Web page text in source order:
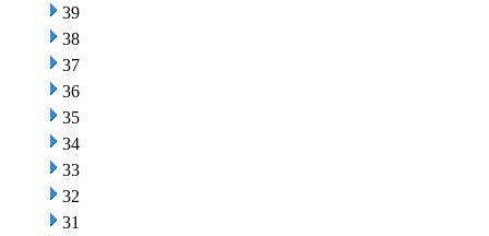
39
38
37
36
35
34
33
32
31